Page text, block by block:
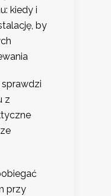
kiedy i
by
z
przy